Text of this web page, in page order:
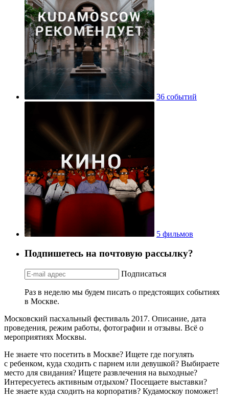
36 событий
5 фильмов
Подпишетесь на почтовую рассылку?
Подписаться
Раз в неделю мы будем писать о предстоящих событиях
в Москве.
Московский пасхальный фестиваль 2017. Описание, дата
проведения, режим работы, фотографии и отзывы. Всё о
мероприятиях Москвы.
Не знаете что посетить в Москве? Ищете где погулять
с ребенком, куда сходить с парнем или девушкой? Выбираете
место для свидания? Ищете развлечения на выходные?
Интересуетесь активным отдыхом? Посещаете выставки?
Не знаете куда сходить на корпоратив? Кудамоскоу поможет!